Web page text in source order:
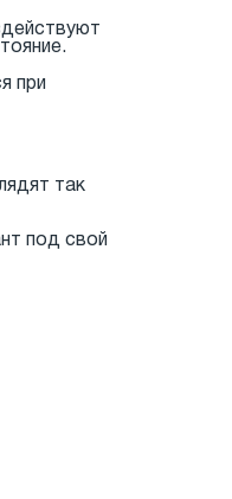
при
так
под свой